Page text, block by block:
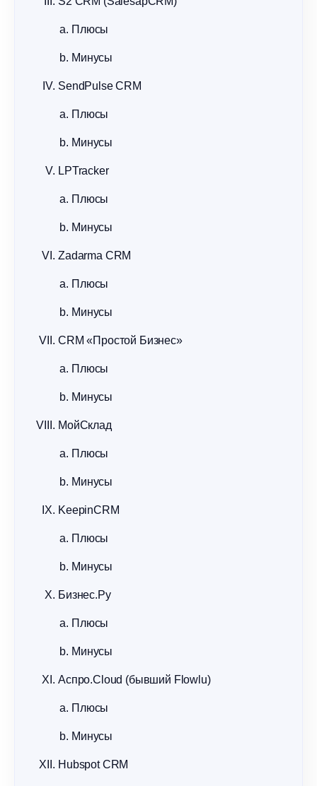
Плюсы
Минусы
SendPulse CRM
Плюсы
Минусы
LPTracker
Плюсы
Минусы
Zadarma CRM
Плюсы
Минусы
CRM «Простой Бизнес»
Плюсы
Минусы
МойСклад
Плюсы
Минусы
KeepinCRM
Плюсы
Минусы
Бизнес.Ру
Плюсы
Минусы
Аспро.Cloud (бывший Flowlu)
Плюсы
Минусы
Hubspot CRM